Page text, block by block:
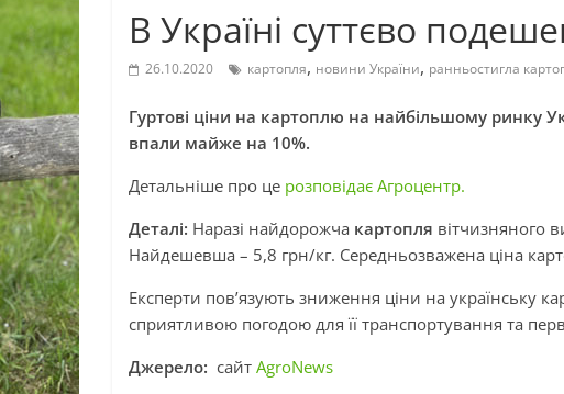
В Україні суттєво
26.10.2020 картопля, новини України, ранньостигла
Гуртові ціни на картоплю на найбільшому ринку
впали майже на 10%.
Детальніше про це розповідає Агроцентр.
Деталі: Наразі найдорожча картопля вітчизняного
Найдешевша – 5,8 грн/кг. Середньозважена ціна
Експерти пов’язують зниження ціни на українську
сприятливою погодою для її транспортування та
Джерело: сайт AgroNews